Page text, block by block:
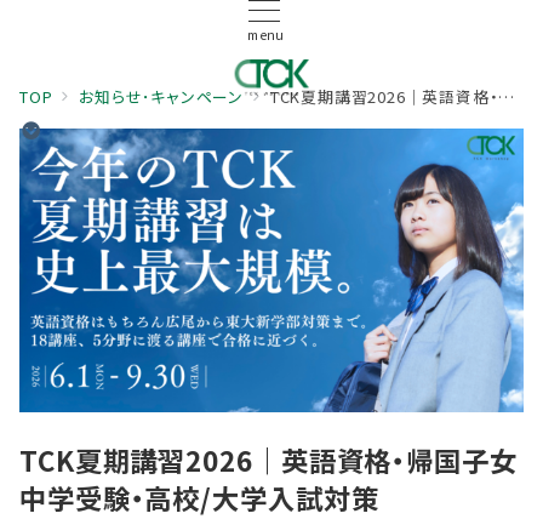
menu
TOP お知らせ･キャンペーン TCK夏期講習2026｜英語資格・帰国子女中学受験・高校/大学入試対策
TCK夏期講習2026｜英語資格・帰国子女
中学受験・高校/大学入試対策